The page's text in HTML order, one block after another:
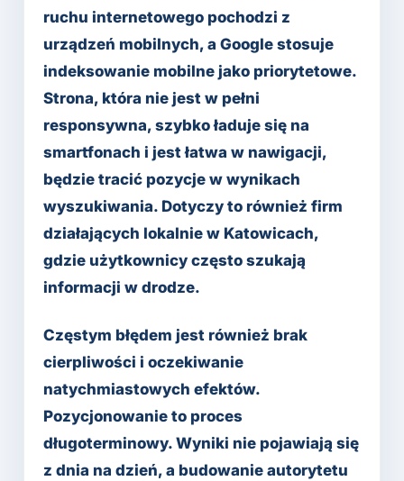
ruchu internetowego pochodzi z
urządzeń mobilnych, a Google stosuje
indeksowanie mobilne jako priorytetowe.
Strona, która nie jest w pełni
responsywna, szybko ładuje się na
smartfonach i jest łatwa w nawigacji,
będzie tracić pozycje w wynikach
wyszukiwania. Dotyczy to również firm
działających lokalnie w Katowicach,
gdzie użytkownicy często szukają
informacji w drodze.
Częstym błędem jest również brak
cierpliwości i oczekiwanie
natychmiastowych efektów.
Pozycjonowanie to proces
długoterminowy. Wyniki nie pojawiają się
z dnia na dzień, a budowanie autorytetu